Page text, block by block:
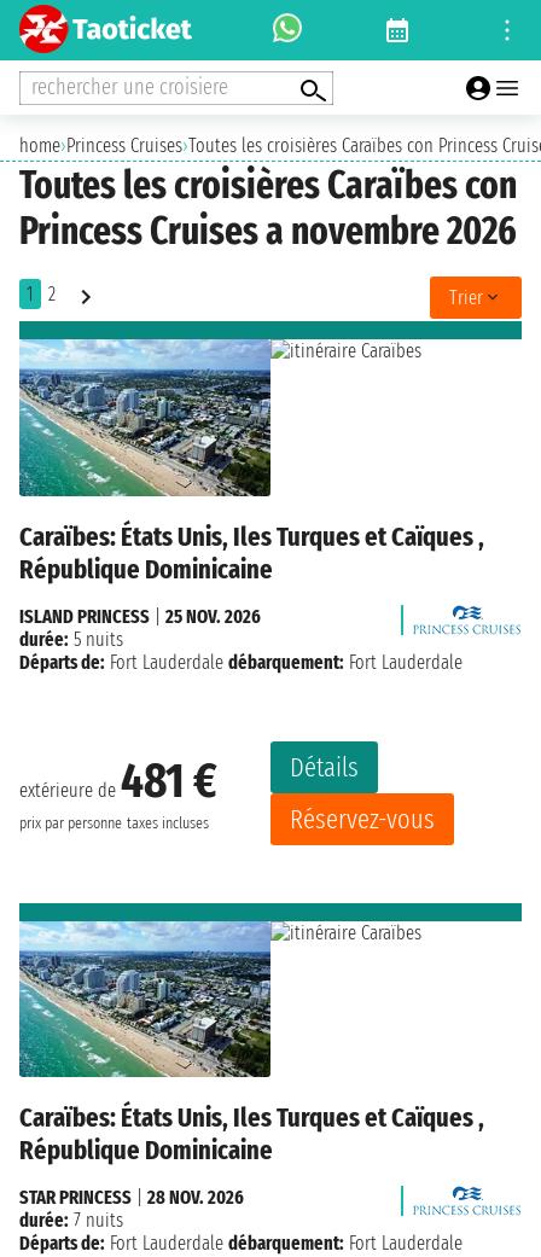
rechercher une croisiere
home›Princess Cruises›Toutes les croisières Caraïbes con Princess
Toutes les croisières Caraïbes con
Princess Cruises a novembre 2026
1 2 Trier
Caraïbes: États Unis, Iles Turques et Caïques ,
République Dominicaine
extérieure de 481 €
prix par personne taxes incluses
Détails
Réservez-vous
ISLAND PRINCESS
25 NOV. 2026
durée: 5 nuits
Départs de: Fort Lauderdale débarquement: Fort Lauderdale
Caraïbes: États Unis, Iles Turques et Caïques ,
République Dominicaine
STAR PRINCESS
28 NOV. 2026
durée: 7 nuits
Départs de: Fort Lauderdale débarquement: Fort Lauderdale